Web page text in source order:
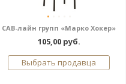
САВ-лайн групп «Марко Хокер»
105,00 руб.
Выбрать продавца